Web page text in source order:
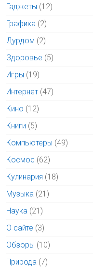
Гаджеты (12)
Графика (2)
Дурдом (2)
Здоровье (5)
Игры (19)
Интернет (47)
Кино (12)
Книги (5)
Компьютеры (49)
Космос (62)
Кулинария (18)
Музыка (21)
Наука (21)
О сайте (3)
Обзоры (10)
Природа (7)